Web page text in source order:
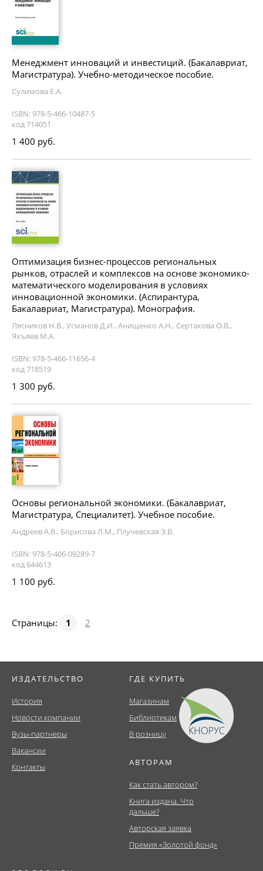
Менеджмент инноваций и инвестиций. (Бакалавриат,
Магистратура). Учебно-методическое пособие.
Сулимова Е.А.
ISBN: 978-5-466-10487-5
код 714051
1 400 руб.
Оптимизация бизнес-процессов региональных
рынков, отраслей и комплексов на основе экономико-
математического моделирования в условиях
инновационной экономики. (Аспирантура,
Бакалавриат, Магистратура). Монография.
Лясников Н.В., Усманов Д.И., Анищенко А.Н., Сертакова О.В.,
Яхъяев М.А.
ISBN: 978-5-466-11656-4
код 718519
1 300 руб.
Основы региональной экономики. (Бакалавриат,
Магистратура, Специалитет). Учебное пособие.
Андреев А.В., Борисова Л.М., Плучевская Э.В.
ISBN: 978-5-406-09289-7
код 644613
1 100 руб.
Страницы: 1 2
ИЗДАТЕЛЬСТВО
История
Новости компании
Вузы-партнеры
Вакансии
Контакты
ГДЕ КУПИТЬ
Магазинам
Библиотекам
В розницу
АВТОРАМ
Как стать автором?
Книга издана. Что
дальше?
Авторская заявка
Премия «Золотой фонд»